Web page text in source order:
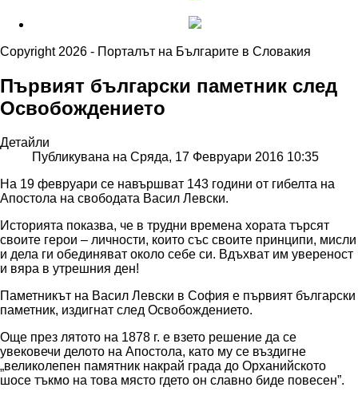
Copyright 2026 - Порталът на Българите в Словакия
Първият български паметник след
Освобождението
Детайли
Публикувана на Сряда, 17 Февруари 2016 10:35
На 19 февруари се навършват 143 години от гибелта на
Апостола на свободата Васил Левски.
Историята показва, че в трудни времена хората търсят
своите герои – личности, които със своите принципи, мисли
и дела ги обединяват около себе си. Вдъхват им увереност
и вяра в утрешния ден!
Паметникът на Васил Левски в София е първият български
паметник, издигнат след Освобождението.
Още през лятото на 1878 г. е взето решение да се
увековечи делото на Апостола, като му се въздигне
„великолепен памятник накрай града до Орханийското
шосе тъкмо на това място гдето он славно биде повесен”.